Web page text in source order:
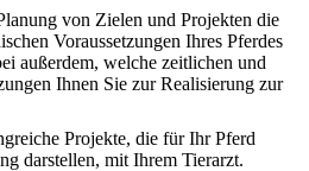
von Zielen und Projekten die
Voraussetzungen Ihres Pferdes
außerdem, welche zeitlichen und
Ihnen Sie zur Realisierung zur
Projekte, die für Ihr Pferd
darstellen, mit Ihrem Tierarzt.